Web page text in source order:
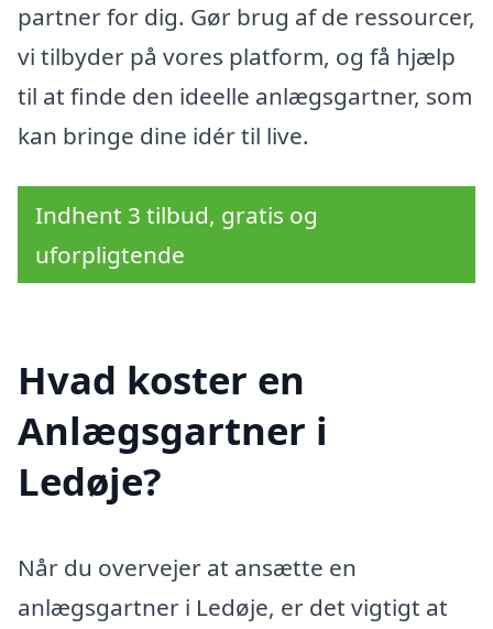
partner for dig. Gør brug af de ressourcer,
vi tilbyder på vores platform, og få hjælp
til at finde den ideelle anlægsgartner, som
kan bringe dine idér til live.
Indhent 3 tilbud, gratis og
uforpligtende
Hvad koster en
Anlægsgartner i
Ledøje?
Når du overvejer at ansætte en
anlægsgartner i Ledøje, er det vigtigt at